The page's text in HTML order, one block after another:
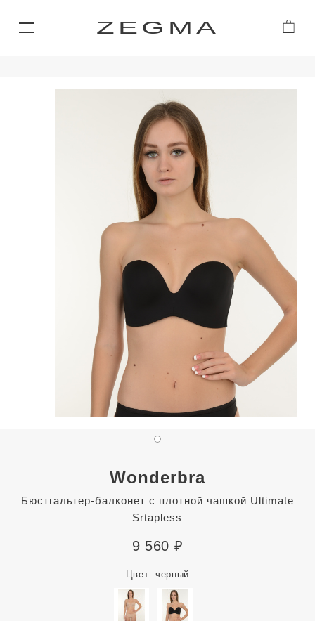
ZEGMA
Wonderbra
Бюстгальтер-балконет с плотной чашкой Ultimate
Srtapless
9 560 ₽
Цвет: черный